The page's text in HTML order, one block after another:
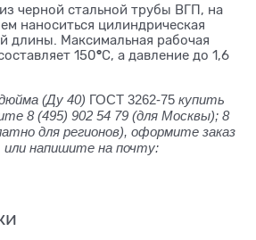
черной стальной трубы ВГП, на
наноситься цилиндрическая
длины. Максимальная рабочая
150°С, а давление до 1,6
(Ду 40) ГОСТ 3262-75 купить
8 (495) 902 54 79 (для Москвы); 8
для регионов), оформите заказ
или напишите на почту: